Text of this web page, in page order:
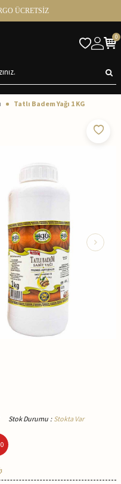
ÜCRETSİZ
0
Tatlı Badem Yağı 1 KG
Stok Durumu : Stokta Var